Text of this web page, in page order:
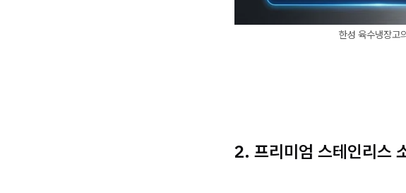
한성 육수냉장고
2. 프리미엄 스테인리스